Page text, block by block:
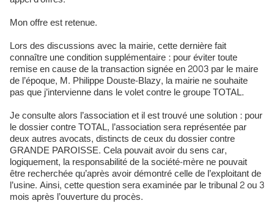
Mon offre est retenue.
Lors des discussions avec la mairie, cette dernière fait
connaître une condition supplémentaire : pour éviter toute
remise en cause de la transaction signée en 2003 par le maire
de l’époque, M. Philippe Douste-Blazy, la mairie ne souhaite
pas que j’intervienne dans le volet contre le groupe TOTAL.
Je consulte alors l’association et il est trouvé une solution : pour
le dossier contre TOTAL, l’association sera représentée par
deux autres avocats, distincts de ceux du dossier contre
GRANDE PAROISSE. Cela pouvait avoir du sens car,
logiquement, la responsabilité de la société-mère ne pouvait
être recherchée qu’après avoir démontré celle de l’exploitant de
l’usine. Ainsi, cette question sera examinée par le tribunal 2 ou 3
mois après l’ouverture du procès.